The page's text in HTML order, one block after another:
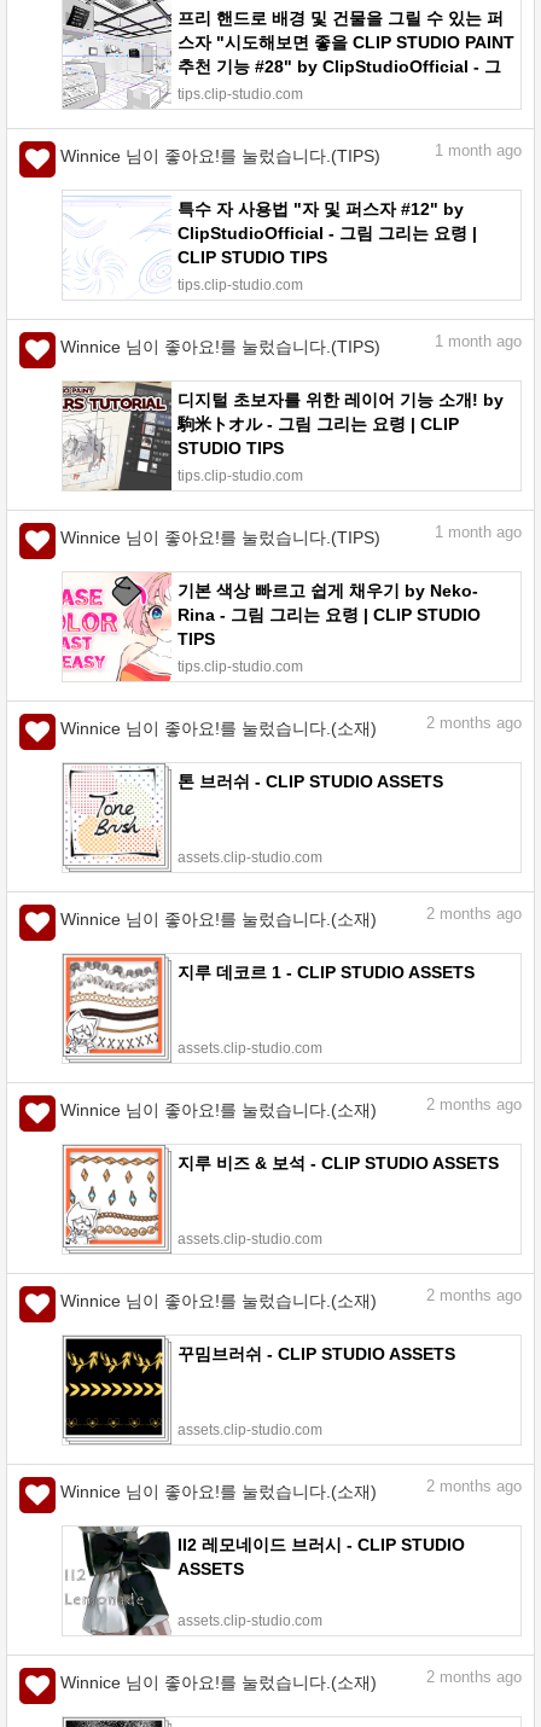
프리 핸드로 배경 및 건물을 그릴 수 있는 퍼
스자 "시도해보면 좋을 CLIP STUDIO PAINT
추천 기능 #28" by ClipStudioOfficial - 그
림 그리는 요령 | CLIP STUDIO TIPS
tips.clip-studio.com
Winnice 님이 좋아요!를 눌렀습니다.(TIPS) 1 month ago
특수 자 사용법 "자 및 퍼스자 #12" by
ClipStudioOfficial - 그림 그리는 요령 |
CLIP STUDIO TIPS
tips.clip-studio.com
Winnice 님이 좋아요!를 눌렀습니다.(TIPS) 1 month ago
디지털 초보자를 위한 레이어 기능 소개! by
駒米トオル - 그림 그리는 요령 | CLIP
STUDIO TIPS
tips.clip-studio.com
Winnice 님이 좋아요!를 눌렀습니다.(TIPS) 1 month ago
기본 색상 빠르고 쉽게 채우기 by Neko-
Rina - 그림 그리는 요령 | CLIP STUDIO
TIPS
tips.clip-studio.com
Winnice 님이 좋아요!를 눌렀습니다.(소재) 2 months ago
톤 브러쉬 - CLIP STUDIO ASSETS
assets.clip-studio.com
Winnice 님이 좋아요!를 눌렀습니다.(소재) 2 months ago
지루 데코르 1 - CLIP STUDIO ASSETS
assets.clip-studio.com
Winnice 님이 좋아요!를 눌렀습니다.(소재) 2 months ago
지루 비즈 & 보석 - CLIP STUDIO ASSETS
assets.clip-studio.com
Winnice 님이 좋아요!를 눌렀습니다.(소재) 2 months ago
꾸밈브러쉬 - CLIP STUDIO ASSETS
assets.clip-studio.com
Winnice 님이 좋아요!를 눌렀습니다.(소재) 2 months ago
II2 레모네이드 브러시 - CLIP STUDIO
ASSETS
assets.clip-studio.com
Winnice 님이 좋아요!를 눌렀습니다.(소재) 2 months ago